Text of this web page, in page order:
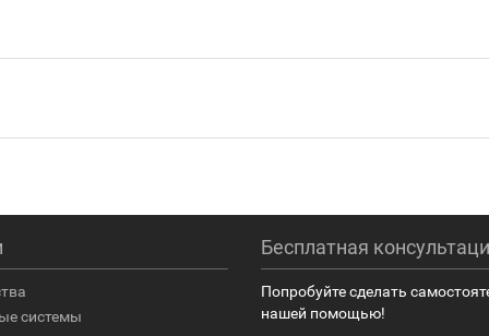
системы
Бесплатная
Попробуйте сделать
нашей помощью!